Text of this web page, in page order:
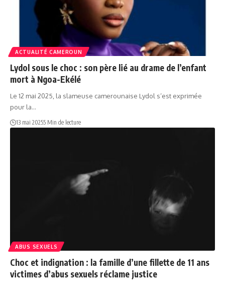
ACTUALITÉ CAMEROUN
Lydol sous le choc : son père lié au drame de l’enfant
mort à Ngoa-Ekélé
Le 12 mai 2025, la slameuse camerounaise Lydol s’est exprimée
pour la…
13 mai 20255 Min de lecture
ABUS SEXUELS
Choc et indignation : la famille d’une fillette de 11 ans
victimes d’abus sexuels réclame justice